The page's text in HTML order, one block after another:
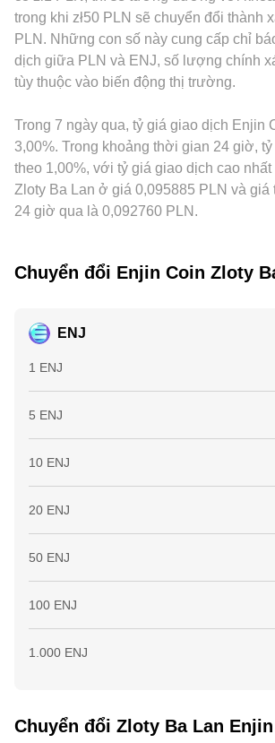
giữa giao ngay và phái sinh, cùng các
“whale” on-chain (đúc/melt NFT quy mô
thường góp phần làm tăng biến động
conversion rate ENJ/PLN.
tới conversion rate ENJ/PLN khi được các
hệ thống định giá tham chiếu.
vào mức yết ENJ/PLN. Khác biệt khu vực
yêu cầu tuân thủ tại Ba Lan, kênh nạp/rút
và thuế địa phương — cũng có thể tạo
giữa sàn phục vụ người dùng Ba Lan và
động arbitrage giúp thu hẹp các sai lệch
giao dịch, tốc độ chuyển coin, hạn mức tài
thị trường, nên chênh lệch giá vẫn có thể
hạn.
trong khi zł50 PLN sẽ chuyển đổi thành
PLN. Những con số này cung cấp chỉ
dịch giữa PLN và ENJ, số lượng chính
tùy thuộc vào biến động thị trường.
Trong 7 ngày qua, tỷ giá giao dịch Enjin
3,00%. Trong khoảng thời gian 24 giờ,
theo 1,00%, với tỷ giá giao dịch cao
Zloty Ba Lan ở giá 0,095885 PLN và giá
24 giờ qua là 0,092760 PLN.
Chuyển đổi Enjin Coin Zloty
ENJ
1 ENJ
5 ENJ
10 ENJ
20 ENJ
50 ENJ
100 ENJ
1.000 ENJ
Chuyển đổi Zloty Ba Lan